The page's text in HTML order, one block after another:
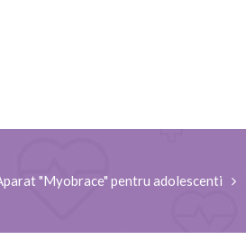
"Myobrace" pentru adolescenti